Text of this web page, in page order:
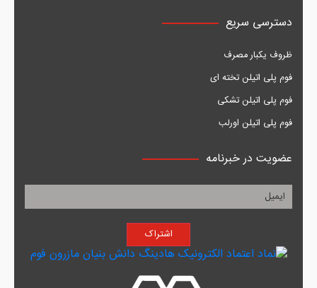
دسترسی سریع
ظروف یکبار مصرف
فوم پلی اتیلن تخته ای
فوم پلی اتیلن تشکی
فوم پلی اتیلن اورلب
عضویت در خبرنامه
اشتراک